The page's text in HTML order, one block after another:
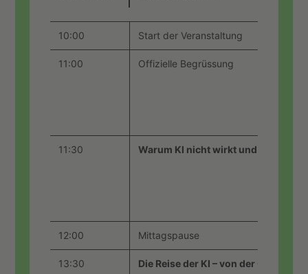
10:00 Start der Veranstaltung
11:00 Offizielle Begrüssung
11:30 Warum KI nicht wirkt und wie
12:00 Mittagspause
13:30 Die Reise der KI – von der Cloud bis